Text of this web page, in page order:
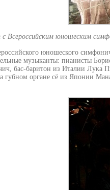
Всероссийским юношеским
юношеского
музыканты: пианисты
бас-баритон из Италии Лука
губном органе сё из Японии